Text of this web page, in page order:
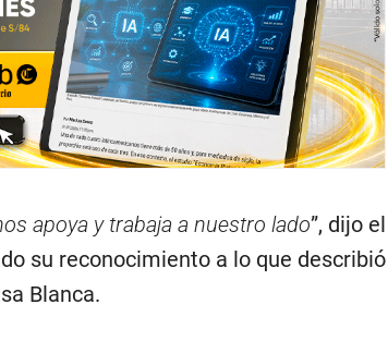
apoya y trabaja a nuestro lado”, dijo
su reconocimiento a lo que
Blanca.